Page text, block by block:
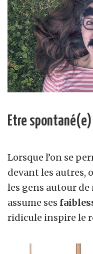
Etre spontané(e)
Lorsque l’on se
devant les autres,
les gens autour
assume ses
ridicule inspire le